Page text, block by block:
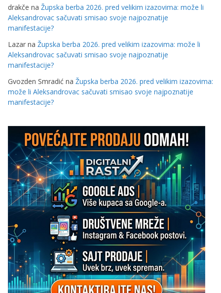
drakče na Župska berba 2026. pred velikim izazovima: može li
Aleksandrovac sačuvati smisao svoje najpoznatije
manifestacije?
Lazar na Župska berba 2026. pred velikim izazovima: može li
Aleksandrovac sačuvati smisao svoje najpoznatije
manifestacije?
Gvozden Smradić na Župska berba 2026. pred velikim izazovima:
može li Aleksandrovac sačuvati smisao svoje najpoznatije
manifestacije?